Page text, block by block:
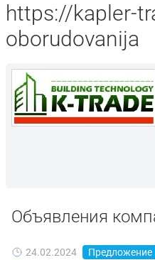
https://kapler-
oborudovanija
Объявления
24.02.2024 Предложение